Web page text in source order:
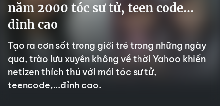
năm 2000 tóc sư tử, teen code...
đỉnh cao
Tạo ra cơn sốt trong giới trẻ trong những ngày
qua, trào lưu xuyên không về thời Yahoo khiến
netizen thích thú với mái tóc sư tử,
teencode,...đỉnh cao.